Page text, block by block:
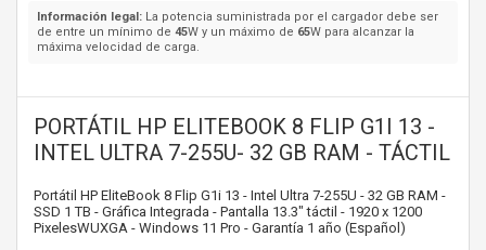
Información legal: La potencia suministrada por el cargador debe ser
de entre un mínimo de 45W y un máximo de 65W para alcanzar la
máxima velocidad de carga.
PORTÁTIL HP ELITEBOOK 8 FLIP G1I 13 -
INTEL ULTRA 7-255U- 32 GB RAM - TÁCTIL
Portátil HP EliteBook 8 Flip G1i 13 - Intel Ultra 7-255U - 32 GB RAM -
SSD 1 TB - Gráfica Integrada - Pantalla 13.3" táctil - 1920 x 1200
PixelesWUXGA - Windows 11 Pro - Garantía 1 año (Español)